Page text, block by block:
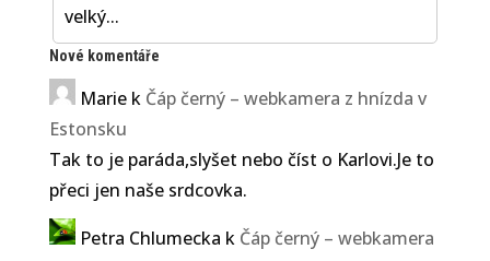
velký...
Nové komentáře
Mariek Čáp černý – webkamera z hnízda v
Estonsku
Tak to je paráda,slyšet nebo číst o Karlovi.Je to
přeci jen naše srdcovka.
Petra Chlumecka k Čáp černý – webkamera